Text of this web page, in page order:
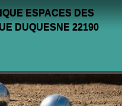
ESPACES DES
DUQUESNE 22190